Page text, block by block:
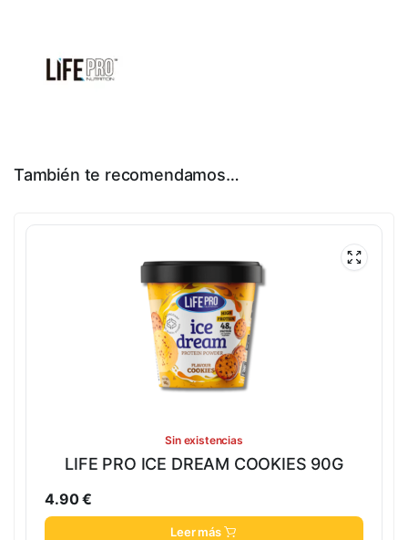
También te recomendamos…
Sin existencias
LIFE PRO ICE DREAM COOKIES 90G
4.90€
Leer más